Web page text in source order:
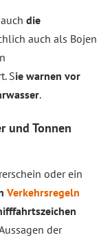
die
auch als Bojen
Sie warnen vor
.
und Tonnen
oder ein
Verkehrsregeln
der